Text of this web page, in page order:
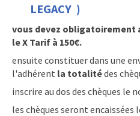
LEGACY )
vous devez obligatoirement
le X Tarif à 150€.
ensuite constituer dans une
l'adhérent la totalitédes
inscrire au dos des chèques le
les chèques seront encaissées